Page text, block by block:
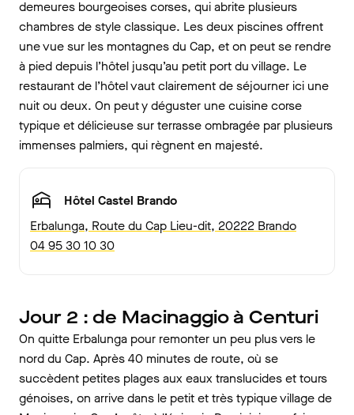
demeures bourgeoises corses, qui abrite plusieurs
chambres de style classique. Les deux piscines offrent
une vue sur les montagnes du Cap, et on peut se rendre
à pied depuis l’hôtel jusqu’au petit port du village. Le
restaurant de l’hôtel vaut clairement de séjourner ici une
nuit ou deux. On peut y déguster une cuisine corse
typique et délicieuse sur terrasse ombragée par plusieurs
immenses palmiers, qui règnent en majesté.
Hôtel Castel Brando
Erbalunga, Route du Cap Lieu-dit, 20222 Brando
04 95 30 10 30
Jour 2 : de Macinaggio à Centuri
On quitte Erbalunga pour remonter un peu plus vers le
nord du Cap. Après 40 minutes de route, où se
succèdent petites plages aux eaux translucides et tours
génoises, on arrive dans le petit et très typique village de